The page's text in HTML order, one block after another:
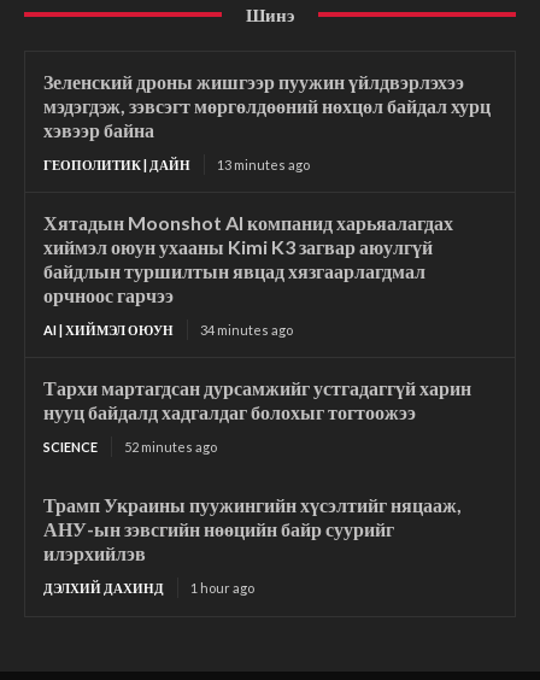
Шинэ
Зеленский дроны жишгээр пуужин үйлдвэрлэхээ
мэдэгдэж, зэвсэгт мөргөлдөөний нөхцөл байдал хурц
хэвээр байна
ГЕОПОЛИТИК | ДАЙН 13 minutes ago
Хятадын Moonshot AI компанид харьяалагдах
хиймэл оюун ухааны Kimi K3 загвар аюулгүй
байдлын туршилтын явцад хязгаарлагдмал
орчноос гарчээ
AI | ХИЙМЭЛ ОЮУН 34 minutes ago
Тархи мартагдсан дурсамжийг устгадаггүй харин
нууц байдалд хадгалдаг болохыг тогтоожээ
SCIENCE 52 minutes ago
Трамп Украины пуужингийн хүсэлтийг няцааж,
АНУ-ын зэвсгийн нөөцийн байр суурийг
илэрхийлэв
ДЭЛХИЙ ДАХИНД 1 hour ago